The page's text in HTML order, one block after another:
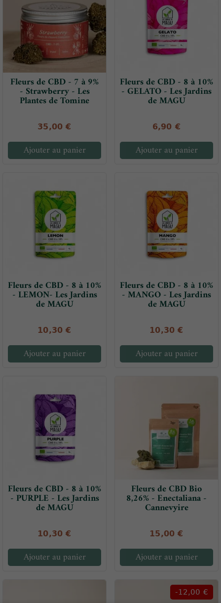
Fleurs de CBD - 7 à 9%
- Strawberry - Les
Plantes de Tomine
35,00 €
Ajouter au panier
Fleurs de CBD - 8 à 10%
- GELATO - Les Jardins
de MAGU
6,90 €
Ajouter au panier
Fleurs de CBD - 8 à 10%
- LEMON- Les Jardins
de MAGU
10,30 €
Ajouter au panier
Fleurs de CBD - 8 à 10%
- MANGO - Les Jardins
de MAGU
10,30 €
Ajouter au panier
Fleurs de CBD - 8 à 10%
- PURPLE - Les Jardins
de MAGU
10,30 €
Ajouter au panier
Fleurs de CBD Bio
8,26% - Enectaliana -
Cannevyire
15,00 €
Ajouter au panier
-12,00 €